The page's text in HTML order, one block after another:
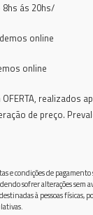
8hs ás 20hs/
online
online
realizados
de preço.
e condições de
sofrer alterações sem
à pessoas físicas,